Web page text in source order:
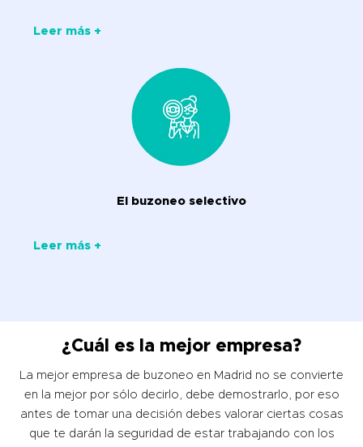
Leer más +
El buzoneo selectivo
Leer más +
¿Cuál es la mejor empresa?
La mejor empresa de buzoneo en Madrid no se convierte
en la mejor por sólo decirlo, debe demostrarlo, por eso
antes de tomar una decisión debes valorar ciertas cosas
que te darán la seguridad de estar trabajando con los